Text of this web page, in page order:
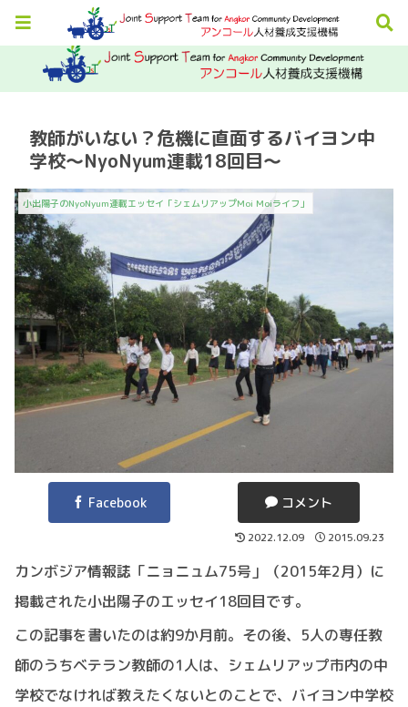
教師がいない？危機に直面するバイヨン中
学校～NyoNyum連載18回目～
小出陽子のNyoNyum連載エッセイ「シェムリアップMoi Moiライフ」
Facebook コメント
2022.12.09 2015.09.23
カンボジア情報誌「ニョニュム75号」（2015年2月）に
掲載された小出陽子のエッセイ18回目です。
この記事を書いたのは約9か月前。その後、5人の専任教
師のうちベテラン教師の1人は、シェムリアップ市内の中
学校でなければ教えたくないとのことで、バイヨン中学校